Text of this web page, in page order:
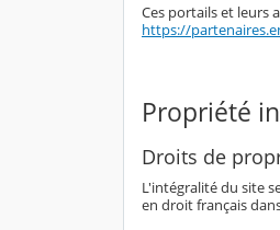
Ces portails et leurs
https://
Propriété
Droits de
L'intégralité du site
en droit français